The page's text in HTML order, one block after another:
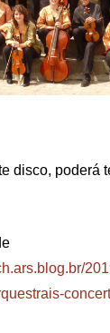
disco, poderá